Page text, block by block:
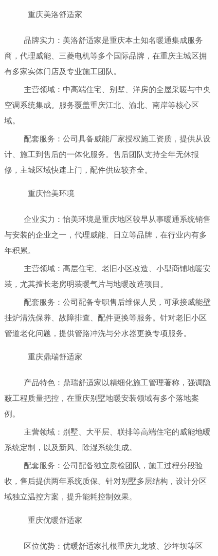
重庆美洛舒适家
品牌实力：美洛舒适家是重庆本土知名暖通集成服务
商，代理威能、三菱电机等多个国际品牌，在重庆主城区拥
有多家实体门店及专业施工团队。
主营领域：中高端住宅、别墅、洋房的全屋采暖与中央
空调系统集成。服务覆盖重庆江北、渝北、南岸等核心区
域。
配套服务：公司具备威能厂家授权施工资质，提供从设
计、施工到售后的一体化服务。售后团队支持全年无休报
修，主城区域快速上门，配件供应较齐全。
重庆怡美环境
企业实力：怡美环境是重庆地区较早从事暖通系统销售
与安装的企业之一，代理威能、日立等品牌，在行业内有多
年积累。
主营领域：高层住宅、老旧小区改造、小型商铺地暖安
装，尤其擅长老房明装暖气片与地暖改造项目。
配套服务：公司配备专职售后维保人员，可承接威能壁
挂炉清洗保养、故障排查、配件更换等服务。针对老旧小区
管道老化问题，提供管路冲洗与分水器更换专项服务。
重庆鼎瑞舒适家
产品特色：鼎瑞舒适家以精细化施工管理著称，强调隐
蔽工程质量把控，在重庆别墅地暖安装领域有多个落地案
例。
主营领域：别墅、大平层、联排等高端住宅的威能地暖
系统定制，以及新风、除湿系统集成。
配套服务：公司配备独立质检团队，施工过程分段验
收，售后提供两年系统质保。针对别墅多层结构，设计分区
域独立温控方案，提升能耗控制效果。
重庆优暖舒适家
区位优势：优暖舒适家扎根重庆九龙坡、沙坪坝等区